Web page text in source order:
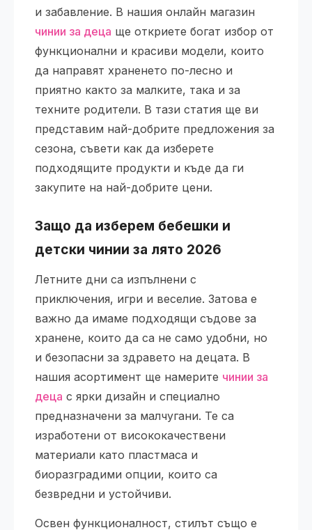
и забавление. В нашия онлайн магазин
чинии за деца ще откриете богат избор от
функционални и красиви модели, които
да направят храненето по-лесно и
приятно както за малките, така и за
техните родители. В тази статия ще ви
представим най-добрите предложения за
сезона, съвети как да изберете
подходящите продукти и къде да ги
закупите на най-добрите цени.
Защо да изберем бебешки и
детски чинии за лято 2026
Летните дни са изпълнени с
приключения, игри и веселие. Затова е
важно да имаме подходящи съдове за
хранене, които да са не само удобни, но
и безопасни за здравето на децата. В
нашия асортимент ще намерите чинии за
деца с ярки дизайн и специално
предназначени за малчугани. Те са
изработени от висококачествени
материали като пластмаса и
биоразградими опции, които са
безвредни и устойчиви.
Освен функционалност, стилът също е